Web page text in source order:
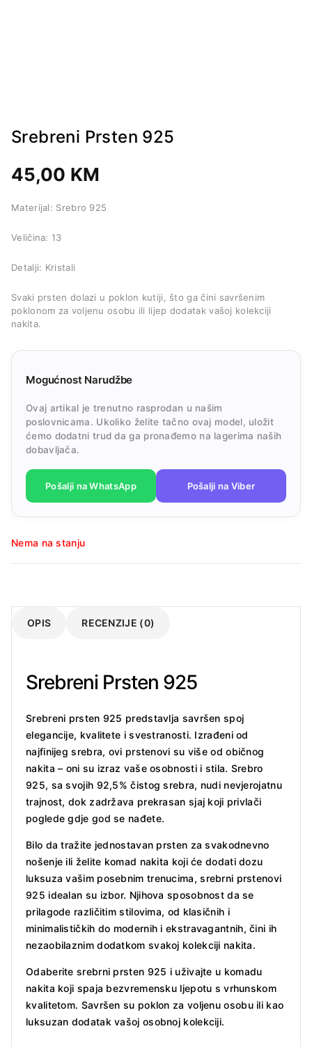
Srebreni Prsten 925
45,00 KM
Materijal: Srebro 925
Veličina: 13
Detalji: Kristali
Svaki prsten dolazi u poklon kutiji, što ga čini savršenim
poklonom za voljenu osobu ili lijep dodatak vašoj kolekciji
nakita.
Mogućnost Narudžbe
Ovaj artikal je trenutno rasprodan u našim
poslovnicama. Ukoliko želite tačno ovaj model, uložit
ćemo dodatni trud da ga pronađemo na lagerima naših
dobavljača.
Pošalji na WhatsApp Pošalji na Viber
Nema na stanju
OPIS RECENZIJE (0)
Srebreni Prsten 925
Srebreni prsten 925 predstavlja savršen spoj
elegancije, kvalitete i svestranosti. Izrađeni od
najfinijeg srebra, ovi prstenovi su više od običnog
nakita – oni su izraz vaše osobnosti i stila. Srebro
925, sa svojih 92,5% čistog srebra, nudi nevjerojatnu
trajnost, dok zadržava prekrasan sjaj koji privlači
poglede gdje god se nađete.
Bilo da tražite jednostavan prsten za svakodnevno
nošenje ili želite komad nakita koji će dodati dozu
luksuza vašim posebnim trenucima, srebrni prstenovi
925 idealan su izbor. Njihova sposobnost da se
prilagode različitim stilovima, od klasičnih i
minimalističkih do modernih i ekstravagantnih, čini ih
nezaobilaznim dodatkom svakoj kolekciji nakita.
Odaberite srebrni prsten 925 i uživajte u komadu
nakita koji spaja bezvremensku ljepotu s vrhunskom
kvalitetom. Savršen su poklon za voljenu osobu ili kao
luksuzan dodatak vašoj osobnoj kolekciji.